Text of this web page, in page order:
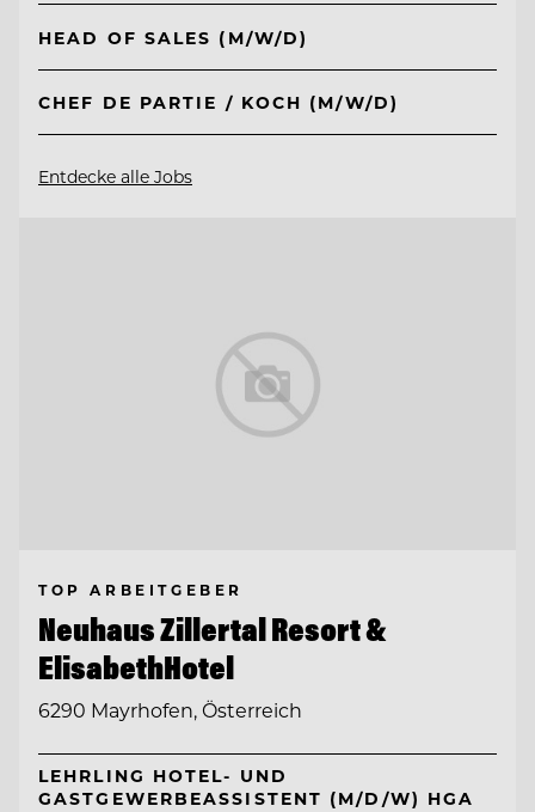
HEAD OF SALES (M/W/D)
CHEF DE PARTIE / KOCH (M/W/D)
Entdecke alle Jobs
TOP ARBEITGEBER
Neuhaus Zillertal Resort &
ElisabethHotel
6290 Mayrhofen, Österreich
LEHRLING HOTEL- UND
GASTGEWERBEASSISTENT (M/D/W) HGA